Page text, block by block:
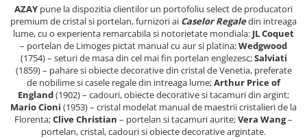
AZAY pune la dispozitia clientilor un portofoliu select de producatori
premium de cristal si portelan, furnizori ai Caselor Regaledin intreaga
lume, cu o experienta remarcabila si notorietate mondiala: JL Coquet
– portelan de Limoges pictat manual cu aur si platina;Wedgwood
(1754) – seturi de masa din cel mai fin portelan englezesc;Salviati
(1859) – pahare si obiecte decorative din cristal de Venetia, preferate
de nobilime si casele regale din intreaga lume;Arthur Price of
England(1902) – cadouri, obiecte decorative si tacamuri din argint;
Mario Cioni (1953) – cristal modelat manual de maestrii cristalieri de la
Florenta;Clive Christian – portelan si tacamuri aurite;Vera Wang–
portelan, cristal, cadouri si obiecte decorative argintate.